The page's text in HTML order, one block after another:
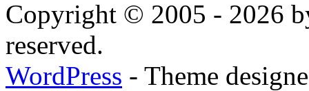
Copyright © 2005 - 2026
reserved.
WordPress - Theme